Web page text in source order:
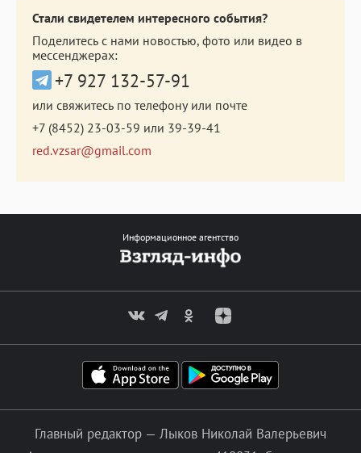
Стали свидетелем интересного события?
Поделитесь с нами новостью, фото или видео в
мессенджерах:
+7 927 132-57-91
или свяжитесь по телефону или почте
+7 (8452) 23-03-59 или 39-39-41
red.vzsar@gmail.com
Информационное агентство
Главный редактор — Лыков Николай Валерьевич